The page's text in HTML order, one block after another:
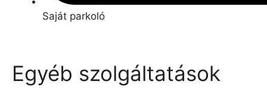
Saját parkoló
Egyéb szolgáltatások